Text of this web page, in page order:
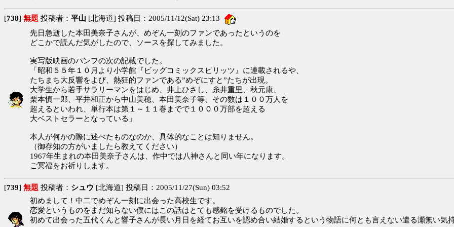
[738] 無題 投稿者： 平山 [北海道] 投稿日：2005/11/12(Sat) 23:13
先日急逝した本田美奈子さんが、めぞん一刻のファンであったというのを
どこかで読んだ気がしたので、ソースを探してみました。
実写版映画のパンフの次の記載でした。
「昭和５５年１０月より小学館『ビッグコミックスピリッツ』に連載されるや、
たちまち大反響をよび、熱狂的ファンである”めぞにすと”たちが出現。
大学生から若手サラリーマンをはじめ、井上ひさし、糸井重里、秋元康、
栗本慎一郎、平井和正から中山美穂、本田美奈子等、その数は１００万人を
超えるといわれ、単行本は第１～１１巻までで１０００万部を超える
大ベストセラーとなっている」
本人が何かの際に述べたものなのか、具体的なことは知りません。
（御存知の方がいましたら教えてください）
1967年生まれの本田美奈子さんは、作中では八神さんと同い年になります。
ご冥福をお祈りします。
[739] 無題 投稿者： シュウ [北海道] 投稿日：2005/11/27(Sun) 03:52
初めまして！中二でめぞん一刻に出会った高校生です。
恋愛というものをまだ知らない僕にはこの話はとても感銘を受けるものでした。
初めて出会った五代くんと響子さんが長い月日を経てお互いを認め合い結婚するという物語に何とも言えない遣る瀬無い気